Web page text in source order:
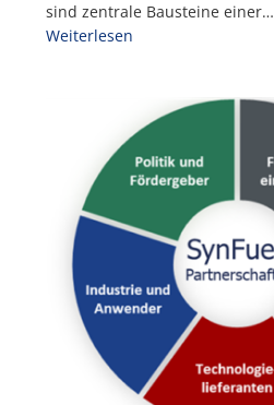
sind zentrale Bausteine einer…
Weiterlesen